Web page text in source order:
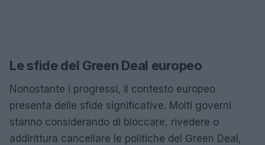
Le sfide del Green Deal europeo
Nonostante i progressi, il contesto europeo
presenta delle sfide significative. Molti governi
stanno considerando di bloccare, rivedere o
addirittura cancellare le politiche del Green Deal,